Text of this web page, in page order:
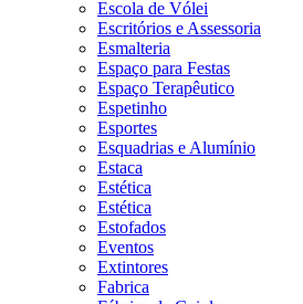
Escola de Vólei
Escritórios e Assessoria
Esmalteria
Espaço para Festas
Espaço Terapêutico
Espetinho
Esportes
Esquadrias e Alumínio
Estaca
Estética
Estética
Estofados
Eventos
Extintores
Fabrica